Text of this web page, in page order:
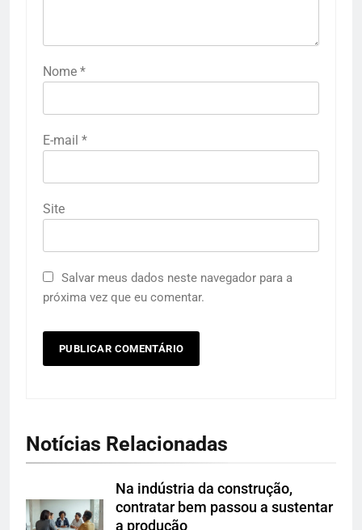
Nome *
E-mail *
Site
Salvar meus dados neste navegador para a
próxima vez que eu comentar.
Notícias Relacionadas
Na indústria da construção,
contratar bem passou a sustentar
a produção